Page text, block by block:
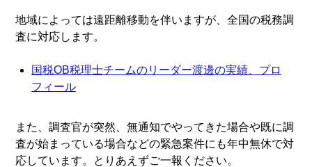
地域によっては遠距離移動を伴いますが、全国の税務調
査に対応します。
国税OB税理士チームのリーダー渡邊の実績、プロ
フィール
また、調査官が突然、無通知でやってきた場合や既に調
査が始まっている場合などの緊急案件にも年中無休で対
応しています。とりあえずご一報ください。